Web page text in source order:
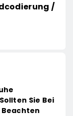
/
Sie Bei